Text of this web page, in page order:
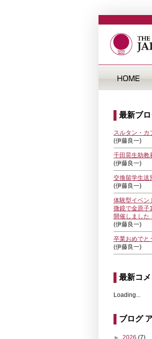
最新ブ
スルタン・カ
(伊藤良一)
千田晃生助教
(伊藤良一)
交換留学生送
(伊藤良一)
体験型イベン
微鏡で金原子
開催しました
(伊藤良一)
卒業おめでと
(伊藤良一)
最新コメ
Loading...
ブログ
► 2026 (7)